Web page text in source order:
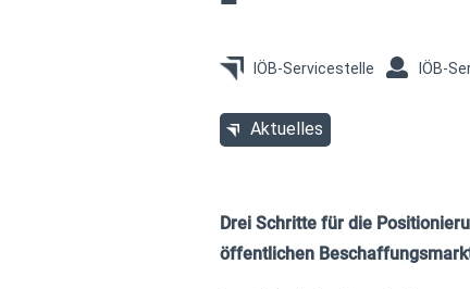
IÖB-Servicestelle IÖB-
Aktuelles
Drei Schritte für die
öffentlichen